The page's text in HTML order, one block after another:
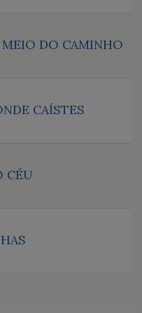
MEIO DO CAMINHO
CAÍSTES
CÉU